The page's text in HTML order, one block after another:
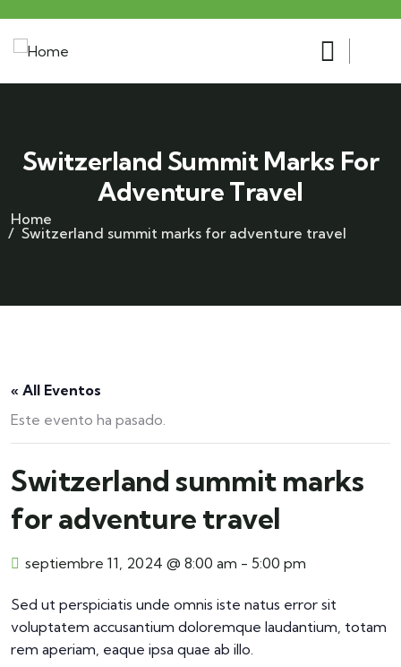
Switzerland Summit Marks For
Adventure Travel
Home
Switzerland summit marks for adventure travel
« All Eventos
Este evento ha pasado.
Switzerland summit marks
for adventure travel
septiembre 11, 2024 @ 8:00 am - 5:00 pm
Sed ut perspiciatis unde omnis iste natus error sit
voluptatem accusantium doloremque laudantium, totam
rem aperiam, eaque ipsa quae ab illo.